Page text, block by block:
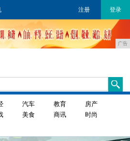
注册 登录
广告
汽车 教育
房产
美食 商讯
时尚